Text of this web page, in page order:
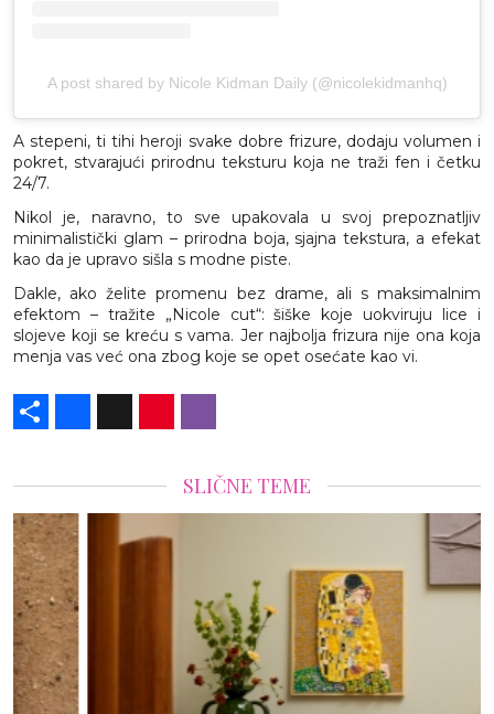
A post shared by Nicole Kidman Daily (@nicolekidmanhq)
A stepeni, ti tihi heroji svake dobre frizure, dodaju volumen i
pokret, stvarajući prirodnu teksturu koja ne traži fen i četku
24/7.
Nikol je, naravno, to sve upakovala u svoj prepoznatljiv
minimalistički glam – prirodna boja, sjajna tekstura, a efekat
kao da je upravo sišla s modne piste.
Dakle, ako želite promenu bez drame, ali s maksimalnim
efektom – tražite „Nicole cut“: šiške koje uokviruju lice i
slojeve koji se kreću s vama. Jer najbolja frizura nije ona koja
menja vas već ona zbog koje se opet osećate kao vi.
SLIČNE TEME